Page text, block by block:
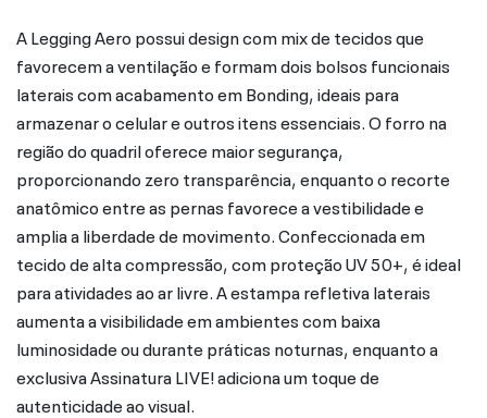
A Legging Aero possui design com mix de tecidos que
favorecem a ventilação e formam dois bolsos funcionais
laterais com acabamento em Bonding, ideais para
armazenar o celular e outros itens essenciais. O forro na
região do quadril oferece maior segurança,
proporcionando zero transparência, enquanto o recorte
anatômico entre as pernas favorece a vestibilidade e
amplia a liberdade de movimento. Confeccionada em
tecido de alta compressão, com proteção UV 50+, é ideal
para atividades ao ar livre. A estampa refletiva laterais
aumenta a visibilidade em ambientes com baixa
luminosidade ou durante práticas noturnas, enquanto a
exclusiva Assinatura LIVE! adiciona um toque de
autenticidade ao visual.